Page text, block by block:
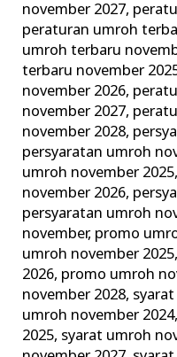
november 2027,
peraturan umroh
umroh terbaru
terbaru november
november 2026,
november 2027,
november 2028,
persyaratan umroh
umroh november 2025,
november 2026,
persyaratan umroh
november, promo
umroh november 2025,
2026, promo umroh
november 2028,
umroh november 2024,
2025, syarat umroh